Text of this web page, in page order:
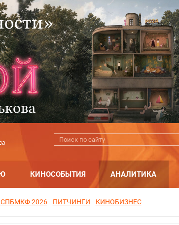
КИНОСОБЫТИЯ АНАЛИТИКА
СПБМКФ 2026 ПИТЧИНГИ КИНОБИЗНЕС